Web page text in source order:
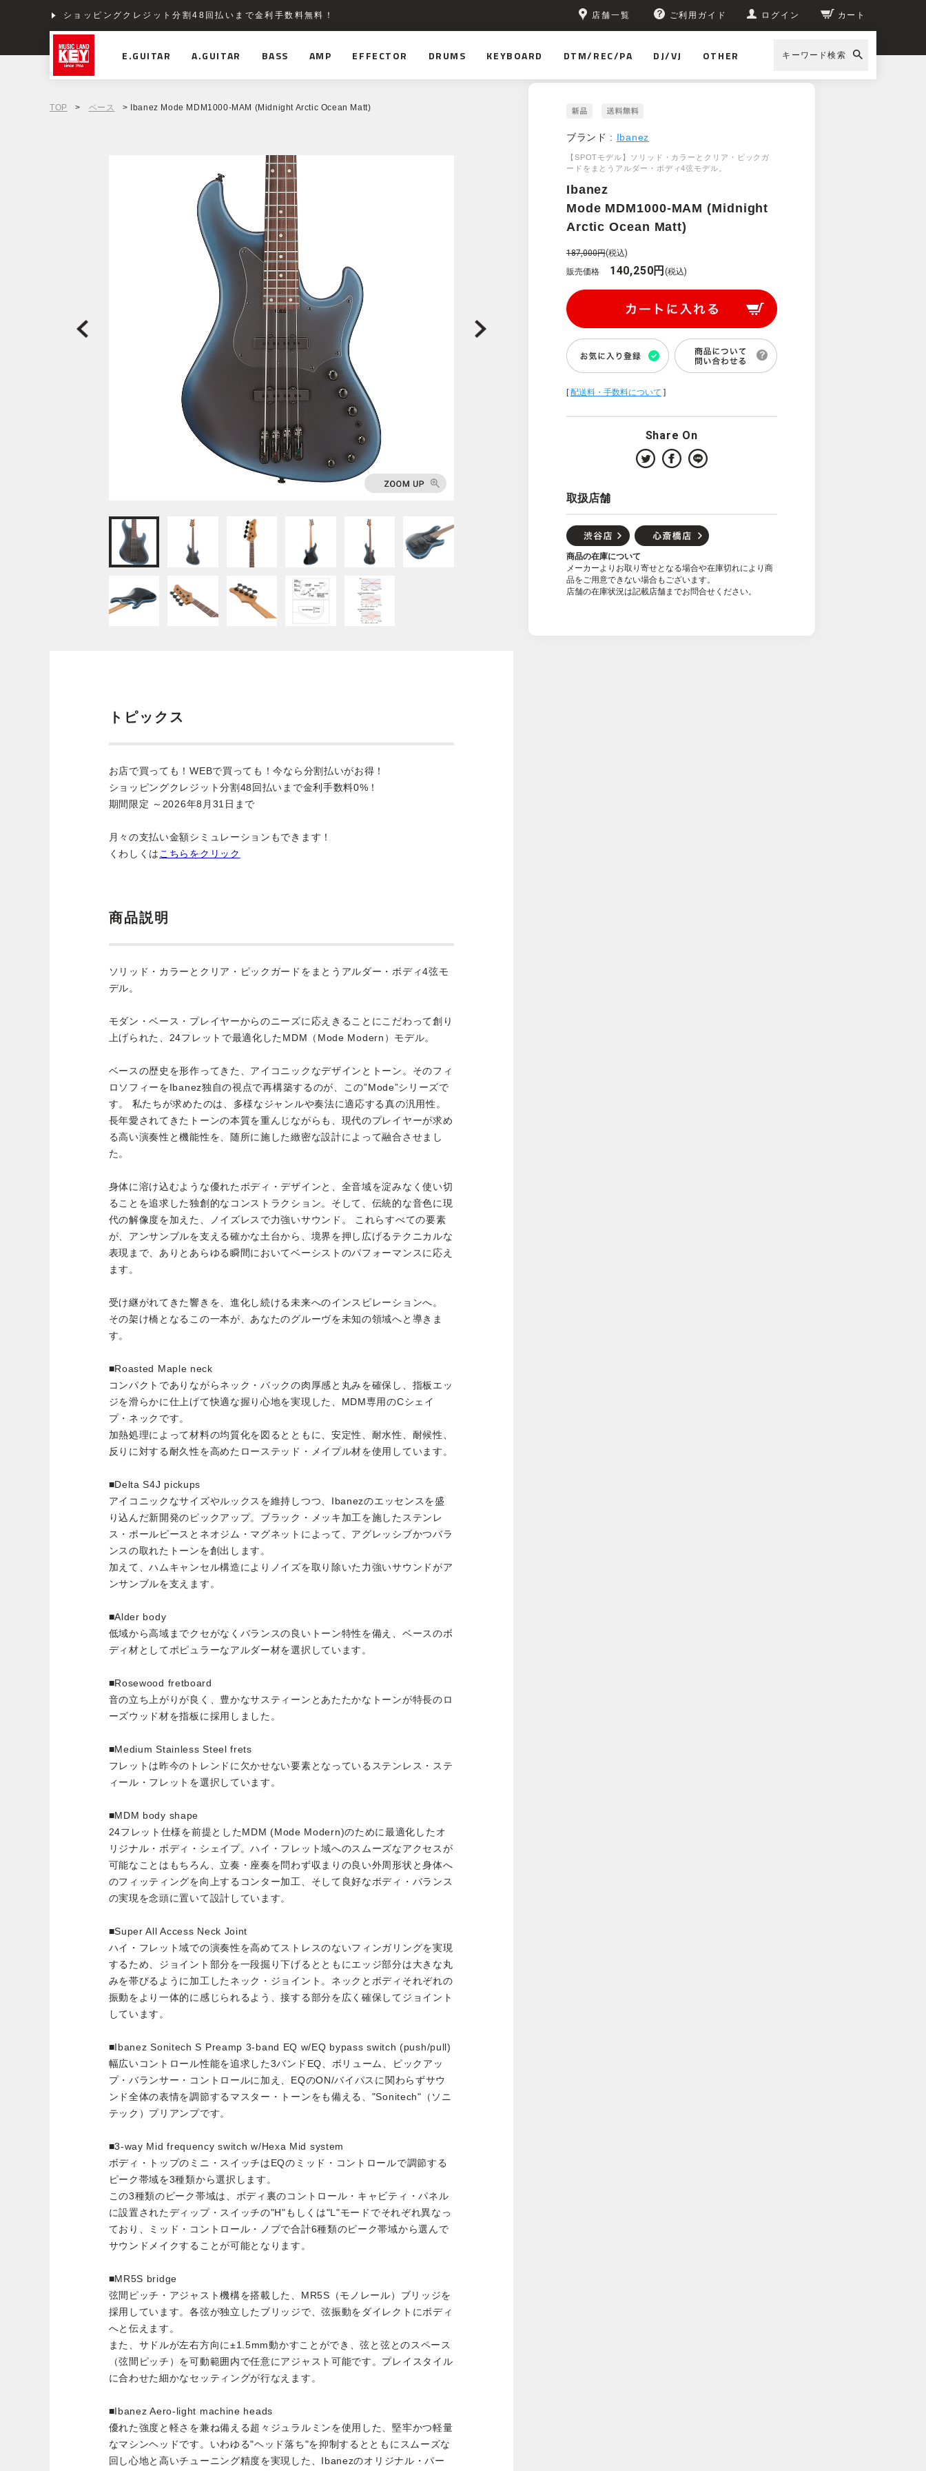
ショッピングクレジット分割48回払いまで金利手数料無料！ 店舗一覧 ご利用ガイド ログイン カート
E.GUITAR A.GUITAR BASS AMP EFFECTOR DRUMS KEYBOARD DTM/REC/PA DJ/VJ OTHER キーワード検索
TOP > ベース > Ibanez Mode MDM1000-MAM (Midnight Arctic Ocean Matt)
ブランド : Ibanez
【SPOTモデル】ソリッド・カラーとクリア・ピックガ
ードをまとうアルダー・ボディ4弦モデル。
Ibanez
Mode MDM1000-MAM (Midnight
Arctic Ocean Matt)
187,000円(税込)
販売価格
140,250円(税込)
[配送料・手数料について ]
Share On
取扱店舗
商品の在庫について
メーカーよりお取り寄せとなる場合や在庫切れにより商
品をご用意できない場合もございます。
店舗の在庫状況は記載店舗までお問合せください。
トピックス
お店で買っても！WEBで買っても！今なら分割払いがお得！
ショッピングクレジット分割48回払いまで金利手数料0%！
期間限定 ～2026年8月31日まで
月々の支払い金額シミュレーションもできます！
くわしくは こちらをクリック
商品説明
ソリッド・カラーとクリア・ピックガードをまとうアルダー・ボディ4弦モ
デル。
モダン・ベース・プレイヤーからのニーズに応えきることにこだわって創り
上げられた、24フレットで最適化したMDM（Mode Modern）モデル。
ベースの歴史を形作ってきた、アイコニックなデザインとトーン。そのフィ
ロソフィーをIbanez独自の視点で再構築するのが、この”Mode”シリーズで
す。 私たちが求めたのは、多様なジャンルや奏法に適応する真の汎用性。
長年愛されてきたトーンの本質を重んじながらも、現代のプレイヤーが求め
る高い演奏性と機能性を、随所に施した緻密な設計によって融合させまし
た。
身体に溶け込むような優れたボディ・デザインと、全音域を淀みなく使い切
ることを追求した独創的なコンストラクション。そして、伝統的な音色に現
代の解像度を加えた、ノイズレスで力強いサウンド。 これらすべての要素
が、アンサンブルを支える確かな土台から、境界を押し広げるテクニカルな
表現まで、ありとあらゆる瞬間においてベーシストのパフォーマンスに応え
ます。
受け継がれてきた響きを、進化し続ける未来へのインスピレーションへ。
その架け橋となるこの一本が、あなたのグルーヴを未知の領域へと導きま
す。
■Roasted Maple neck
コンパクトでありながらネック・バックの肉厚感と丸みを確保し、指板エッ
ジを滑らかに仕上げて快適な握り心地を実現した、MDM専用のCシェイ
プ・ネックです。
加熱処理によって材料の均質化を図るとともに、安定性、耐水性、耐候性、
反りに対する耐久性を高めたローステッド・メイプル材を使用しています。
■Delta S4J pickups
アイコニックなサイズやルックスを維持しつつ、Ibanezのエッセンスを盛
り込んだ新開発のピックアップ。ブラック・メッキ加工を施したステンレ
ス・ポールピースとネオジム・マグネットによって、アグレッシブかつバラ
ンスの取れたトーンを創出します。
加えて、ハムキャンセル構造によりノイズを取り除いた力強いサウンドがア
ンサンブルを支えます。
■Alder body
低域から高域までクセがなくバランスの良いトーン特性を備え、ベースのボ
ディ材としてポピュラーなアルダー材を選択しています。
■Rosewood fretboard
音の立ち上がりが良く、豊かなサスティーンとあたたかなトーンが特長のロ
ーズウッド材を指板に採用しました。
■Medium Stainless Steel frets
フレットは昨今のトレンドに欠かせない要素となっているステンレス・ステ
ィール・フレットを選択しています。
■MDM body shape
24フレット仕様を前提としたMDM (Mode Modern)のために最適化したオ
リジナル・ボディ・シェイプ。ハイ・フレット域へのスムーズなアクセスが
可能なことはもちろん、立奏・座奏を問わず収まりの良い外周形状と身体へ
のフィッティングを向上するコンター加工、そして良好なボディ・バランス
の実現を念頭に置いて設計しています。
■Super All Access Neck Joint
ハイ・フレット域での演奏性を高めてストレスのないフィンガリングを実現
するため、ジョイント部分を一段掘り下げるとともにエッジ部分は大きな丸
みを帯びるように加工したネック・ジョイント。ネックとボディそれぞれの
振動をより一体的に感じられるよう、接する部分を広く確保してジョイント
しています。
■Ibanez Sonitech S Preamp 3-band EQ w/EQ bypass switch (push/pull)
幅広いコントロール性能を追求した3バンドEQ、ボリューム、ピックアッ
プ・バランサー・コントロールに加え、EQのON/バイパスに関わらずサウ
ンド全体の表情を調節するマスター・トーンをも備える、"Sonitech"（ソニ
テック）プリアンプです。
■3-way Mid frequency switch w/Hexa Mid system
ボディ・トップのミニ・スイッチはEQのミッド・コントロールで調節する
ピーク帯域を3種類から選択します。
この3種類のピーク帯域は、ボディ裏のコントロール・キャビティ・パネル
に設置されたディップ・スイッチの"H"もしくは"L"モードでそれぞれ異なっ
ており、ミッド・コントロール・ノブで合計6種類のピーク帯域から選んで
サウンドメイクすることが可能となります。
■MR5S bridge
弦間ピッチ・アジャスト機構を搭載した、MR5S（モノレール）ブリッジを
採用しています。各弦が独立したブリッジで、弦振動をダイレクトにボディ
へと伝えます。
また、サドルが左右方向に±1.5mm動かすことができ、弦と弦とのスペース
（弦間ピッチ）を可動範囲内で任意にアジャスト可能です。プレイスタイル
に合わせた細かなセッティングが行なえます。
■Ibanez Aero-light machine heads
優れた強度と軽さを兼ね備える超々ジュラルミンを使用した、堅牢かつ軽量
なマシンヘッドです。いわゆる"ヘッド落ち"を抑制するとともにスムーズな
回し心地と高いチューニング精度を実現した、Ibanezのオリジナル・パー